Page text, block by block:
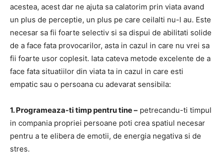
acestea, acest dar ne ajuta sa calatorim prin viata avand
un plus de perceptie, un plus pe care ceilalti nu-l au. Este
necesar sa fii foarte selectiv si sa dispui de abilitati solide
de a face fata provocarilor, asta in cazul in care nu vrei sa
fii foarte usor coplesit. Iata cateva metode excelente de a
face fata situatiilor din viata ta in cazul in care esti
empatic sau o persoana cu adevarat sensibila:
1. Programeaza-ti timp pentru tine – petrecandu-ti timpul
in compania propriei persoane poti crea spatiul necesar
pentru a te elibera de emotii, de energia negativa si de
stres.